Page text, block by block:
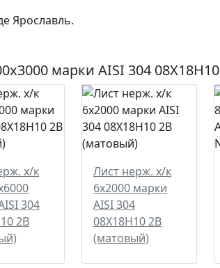
Ярославль.
марки AISI 304 08Х18Н10
х/к
304
2B
Лист нерж. х/к
6х2000 марки
AISI 304
08Х18Н10 2B
(матовый)